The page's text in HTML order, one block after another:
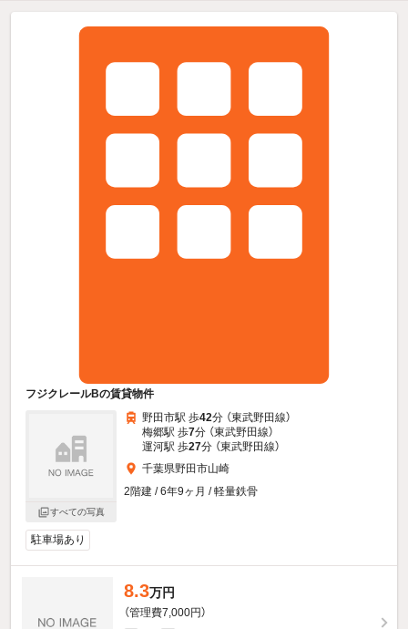
フジクレールBの賃貸物件
すべての写真
野田市駅 歩42分 （東武野田線）
梅郷駅 歩7分 （東武野田線）
運河駅 歩27分 （東武野田線）
千葉県野田市山崎
2階建 / 6年9ヶ月 / 軽量鉄骨
駐車場あり
8.3万円
（管理費7,000円）